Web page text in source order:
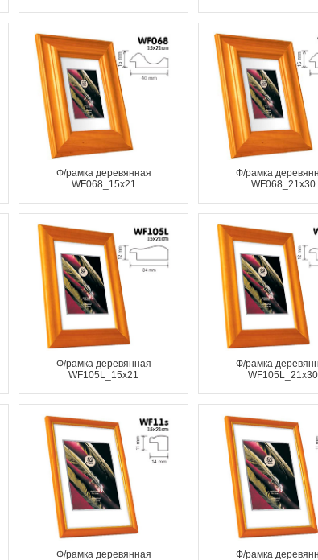
Ф/рамка деревянная
WF068_15x21
Ф/рамка
WF068_21x30
Ф/рамка деревянная
WF105L_15x21
Ф/рамка
WF105L_21x30
Ф/рамка деревянная
Ф/рамка